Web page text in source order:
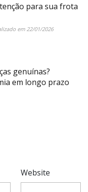
para sua frota
em22/01/2026
genuínas?
em longo prazo
Website